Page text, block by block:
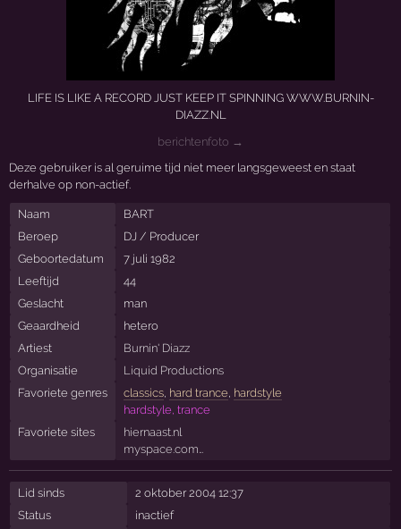
LIFE IS LIKE A RECORD JUST KEEP IT SPINNING WWW.BURNIN-
DIAZZ.NL
berichtenfoto →
Deze gebruiker is al geruime tijd niet meer langsgeweest en staat
derhalve op non-actief.
Naam
BART
Beroep
DJ / Producer
Geboortedatum
7 juli 1982
Leeftijd
44
Geslacht
man
Geaardheid
hetero
Artiest
Burnin' Diazz
Organisatie
Liquid Productions
Favoriete genres
classics, hard trance, hardstyle
hardstyle, trance
Favoriete sites
hiernaast.nl
myspace.com…
Lid sinds
2 oktober 2004 12:37
Status
inactief